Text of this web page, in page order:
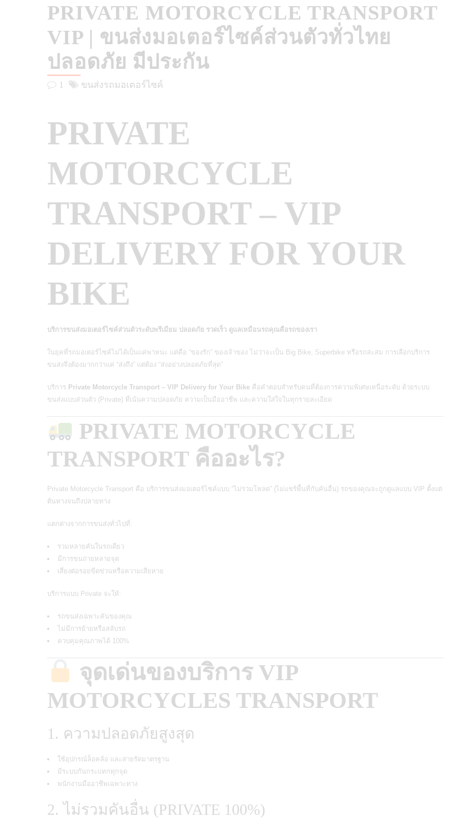
PRIVATE MOTORCYCLE TRANSPORT
VIP | ขนส่งมอเตอร์ไซค์ส่วนตัวทั่วไทย
ปลอดภัย มีประกัน
1 ขนส่งรถมอเตอร์ไซค์
PRIVATE
MOTORCYCLE
TRANSPORT – VIP
DELIVERY FOR YOUR
BIKE
บริการขนส่งมอเตอร์ไซค์ส่วนตัวระดับพรีเมียม ปลอดภัย รวดเร็ว ดูแลเหมือนรถคุณคือรถของเรา
ในยุคที่รถมอเตอร์ไซค์ไม่ได้เป็นแค่พาหนะ แต่คือ “ของรัก” ของเจ้าของ ไม่ว่าจะเป็น Big Bike, Superbike หรือรถสะสม การเลือกบริการ
ขนส่งจึงต้องมากกว่าแค่ “ส่งถึง” แต่ต้อง “ส่งอย่างปลอดภัยที่สุด”
บริการ Private Motorcycle Transport – VIP Delivery for Your Bike คือคำตอบสำหรับคนที่ต้องการความพิเศษเหนือระดับ ด้วยระบบ
ขนส่งแบบส่วนตัว (Private) ที่เน้นความปลอดภัย ความเป็นมืออาชีพ และความใส่ใจในทุกรายละเอียด
PRIVATE MOTORCYCLE
TRANSPORT คืออะไร?
Private Motorcycle Transport คือ บริการขนส่งมอเตอร์ไซค์แบบ “ไม่รวมโหลด” (ไม่แชร์พื้นที่กับคันอื่น) รถของคุณจะถูกดูแลแบบ VIP ตั้งแต่
ต้นทางจนถึงปลายทาง
แตกต่างจากการขนส่งทั่วไปที่:
รวมหลายคันในรถเดียว
มีการขนถ่ายหลายจุด
เสี่ยงต่อรอยขีดข่วนหรือความเสียหาย
บริการแบบ Private จะให้:
รถขนส่งเฉพาะคันของคุณ
ไม่มีการย้ายหรือสลับรถ
ควบคุมคุณภาพได้ 100%
จุดเด่นของบริการ VIP
MOTORCYCLES TRANSPORT
1. ความปลอดภัยสูงสุด
ใช้อุปกรณ์ล็อคล้อ และสายรัดมาตรฐาน
มีระบบกันกระแทกทุกจุด
พนักงานมืออาชีพเฉพาะทาง
2. ไม่รวมคันอื่น (PRIVATE 100%)